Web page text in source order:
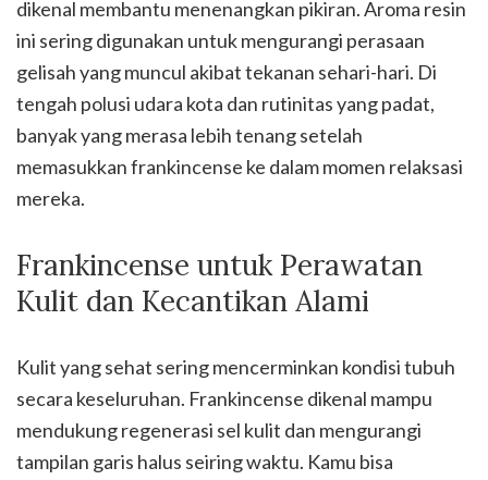
dikenal membantu menenangkan pikiran. Aroma resin
ini sering digunakan untuk mengurangi perasaan
gelisah yang muncul akibat tekanan sehari-hari. Di
tengah polusi udara kota dan rutinitas yang padat,
banyak yang merasa lebih tenang setelah
memasukkan frankincense ke dalam momen relaksasi
mereka.
Frankincense untuk Perawatan
Kulit dan Kecantikan Alami
Kulit yang sehat sering mencerminkan kondisi tubuh
secara keseluruhan. Frankincense dikenal mampu
mendukung regenerasi sel kulit dan mengurangi
tampilan garis halus seiring waktu. Kamu bisa